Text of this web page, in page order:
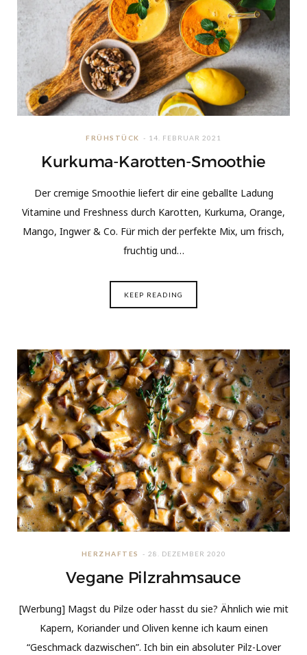
FRÜHSTÜCK 14. FEBRUAR 2021
Kurkuma-Karotten-Smoothie
Der cremige Smoothie liefert dir eine geballte Ladung
Vitamine und Freshness durch Karotten, Kurkuma, Orange,
Mango, Ingwer & Co. Für mich der perfekte Mix, um frisch,
fruchtig und…
KEEP READING
HERZHAFTES 28. DEZEMBER 2020
Vegane Pilzrahmsauce
[Werbung] Magst du Pilze oder hasst du sie? Ähnlich wie mit
Kapern, Koriander und Oliven kenne ich kaum einen
“Geschmack dazwischen”. Ich bin ein absoluter Pilz-Lover